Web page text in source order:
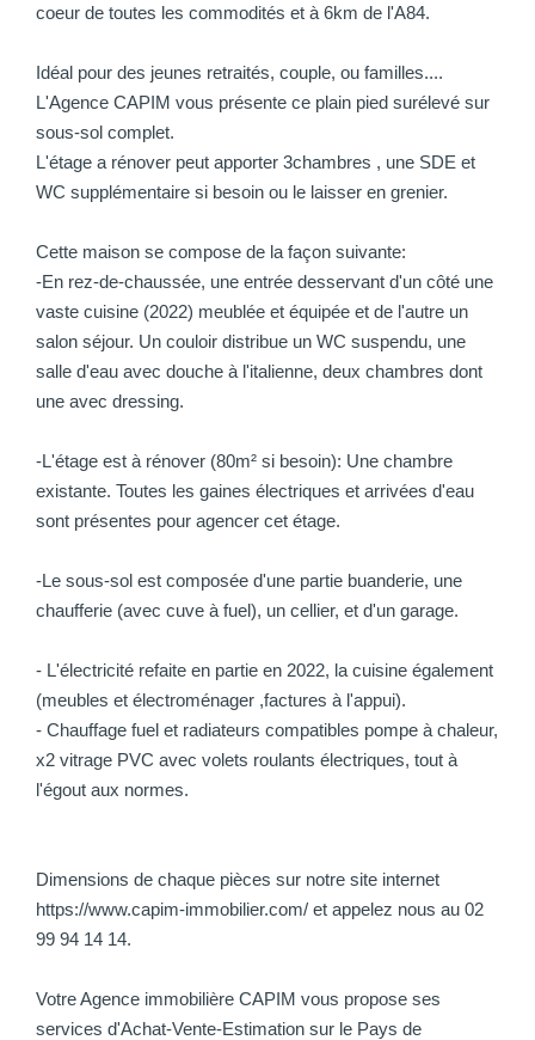
coeur de toutes les commodités et à 6km de l'A84.
Idéal pour des jeunes retraités, couple, ou familles....
L'Agence CAPIM vous présente ce plain pied surélevé sur
sous-sol complet.
L'étage a rénover peut apporter 3chambres , une SDE et
WC supplémentaire si besoin ou le laisser en grenier.
Cette maison se compose de la façon suivante:
-En rez-de-chaussée, une entrée desservant d'un côté une
vaste cuisine (2022) meublée et équipée et de l'autre un
salon séjour. Un couloir distribue un WC suspendu, une
salle d'eau avec douche à l'italienne, deux chambres dont
une avec dressing.
-L'étage est à rénover (80m² si besoin): Une chambre
existante. Toutes les gaines électriques et arrivées d'eau
sont présentes pour agencer cet étage.
-Le sous-sol est composée d'une partie buanderie, une
chaufferie (avec cuve à fuel), un cellier, et d'un garage.
- L'électricité refaite en partie en 2022, la cuisine également
(meubles et électroménager ,factures à l'appui).
- Chauffage fuel et radiateurs compatibles pompe à chaleur,
x2 vitrage PVC avec volets roulants électriques, tout à
l'égout aux normes.
Dimensions de chaque pièces sur notre site internet
https://www.capim-immobilier.com/ et appelez nous au 02
99 94 14 14.
Votre Agence immobilière CAPIM vous propose ses
services d'Achat-Vente-Estimation sur le Pays de